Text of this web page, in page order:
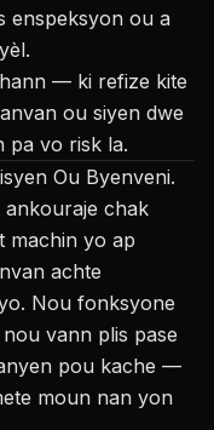
enspeksyon ou a
— ki refize kite
ou siyen dwe
pa vo risk la.
Ou Byenveni.
ankouraje chak
machin yo ap
achte
Nou fonksyone
vann plis pase
pou kache —
moun nan yon